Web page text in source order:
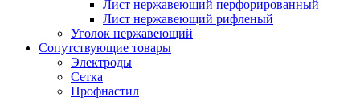
Лист нержавеющий перфорированный
Лист нержавеющий рифленый
Уголок нержавеющий
Cопутствующие товары
Электроды
Сетка
Профнастил